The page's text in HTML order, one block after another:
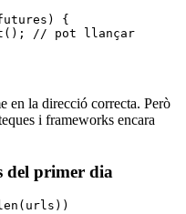
{
();
// pot llançar
en la direcció correcta. Però
i frameworks encara
del primer dia
(urls))